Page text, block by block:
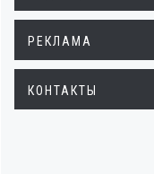
РЕКЛАМА
КОНТАКТЫ